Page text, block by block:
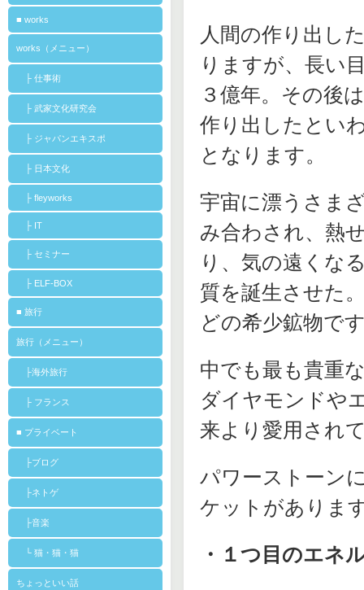
■ works
works（メニュー）
├ 仕事術
├ 武家文化研究会
├ ジャパンエキスポ
├ 日本文化
├ fleyworks
├ IT
├ セミナー
├ ELF-BOX
■ 旅行
旅行（メニュー）
├海外旅行
├ フランス
■ プライベート
├ブログ
├ネトゲ
├音楽
└ 猫・猫・猫
ちょっといい話
人間の作り出し
りますが、長い
３億年。その後
作り出したとい
となります。
宇宙に漂うさま
み合わされ、熱
り、気の遠くな
質を誕生させた
どの希少鉱物で
中でも最も貴重
ダイヤモンドや
来より愛用され
パワーストーン
ケットがありま
・１つ目のエネ